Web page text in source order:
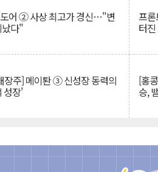
어 ② 사상 최고가 경신…"변
다"
프
터
장주] 메이퇀 ③ 신성장 동력의
성장'
[홍
승,